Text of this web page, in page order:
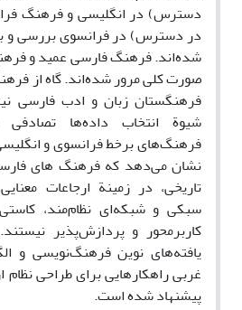
دسترس) در انگلیسی و فرهنگ
در دسترس) در فرانسوی بررسی و
شده‌‌اند. فرهنگ فارسی عمید و
صورت کلی مرور شده‌اند. گاه از
فرهنگستان زبان و ادب فارسی
شیوة ‌انتخاب داده‌ها
فرهنگ‌های برخط فرانسوی و
نشان می‌دهد که فرهنگ های
تاریخی، در زمینة ارجاعات
سبکی و شبکه‌ای نظام‌مند،
کاربرمحور و پردازش‌پذیر
یافته‌های نوین فرهنگ‌نویسی و
غربی راهکارهایی برای طراحی
پیشنهاد شده است.